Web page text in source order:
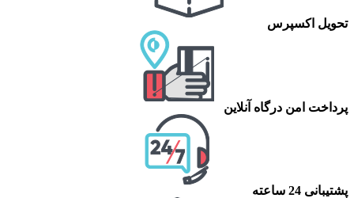
تحویل اکسپرس
پرداخت امن درگاه آنلاین
پشتیبانی 24 ساعته